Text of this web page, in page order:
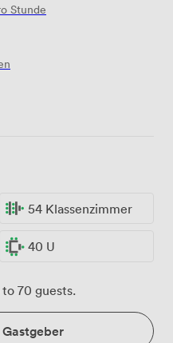
Stunde
54 Klassenzimmer
40 U
70 guests.